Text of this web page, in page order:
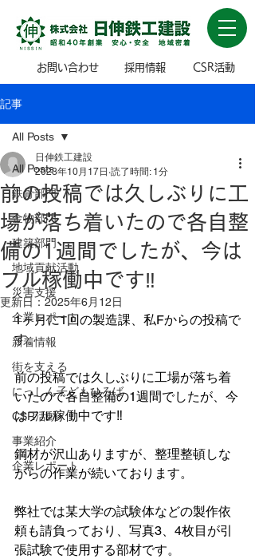
お問い合わせ 採用情報 CSR活動
記事
All Posts
鉄骨部門
金物部門
建築部門
地域貢献活動
災害支援
企業レポート
新着情報
街を支える
にっしん子どもひろば
CSR活動
事業紹介
企業レポート
All Posts
前の投稿では久しぶりに工
場が落ち着いたので各自整
備の1週間でしたが、今は
フル稼働中です‼️
日伸鉄工建設
2023年10月17日 読了時間: 1分
更新日：2025年6月12日
1ヶ月に1回の製造課、私Fからの投稿で
す。
前の投稿では久しぶりに工場が落ち着
いたので各自整備の1週間でしたが、今
はフル稼働中です‼️
鋼材が沢山ありますが、整理整頓しな
がらの作業が続いております。
弊社では某大学の試験体などの製作依
頼も請負っており、写真3、4枚目が引
張試験で使用する部材です。